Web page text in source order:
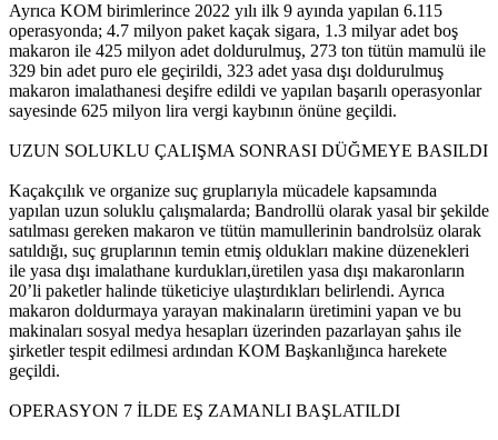
Ayrıca KOM birimlerince 2022 yılı ilk 9 ayında yapılan 6.115
operasyonda; 4.7 milyon paket kaçak sigara, 1.3 milyar adet boş
makaron ile 425 milyon adet doldurulmuş, 273 ton tütün mamulü ile
329 bin adet puro ele geçirildi, 323 adet yasa dışı doldurulmuş
makaron imalathanesi deşifre edildi ve yapılan başarılı operasyonlar
sayesinde 625 milyon lira vergi kaybının önüne geçildi.
UZUN SOLUKLU ÇALIŞMA SONRASI DÜĞMEYE BASILDI
Kaçakçılık ve organize suç gruplarıyla mücadele kapsamında
yapılan uzun soluklu çalışmalarda; Bandrollü olarak yasal bir şekilde
satılması gereken makaron ve tütün mamullerinin bandrolsüz olarak
satıldığı, suç gruplarının temin etmiş oldukları makine düzenekleri
ile yasa dışı imalathane kurdukları,üretilen yasa dışı makaronların
20’li paketler halinde tüketiciye ulaştırdıkları belirlendi. Ayrıca
makaron doldurmaya yarayan makinaların üretimini yapan ve bu
makinaları sosyal medya hesapları üzerinden pazarlayan şahıs ile
şirketler tespit edilmesi ardından KOM Başkanlığınca harekete
geçildi.
OPERASYON 7 İLDE EŞ ZAMANLI BAŞLATILDI